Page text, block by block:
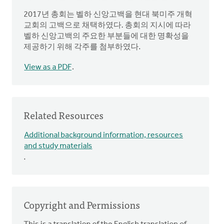
2017년 총회는 벨하 신앙고백을 현대 북미주 개혁
교회의 고백으로 채택하였다. 총회의 지시에 따라
벨하 신앙고백의 주요한 부분들에 대한 명확성을
제공하기 위해 각주를 첨부하였다.
View as a PDF.
Related Resources
Additional background information, resources
and study materials
.
Copyright and Permissions